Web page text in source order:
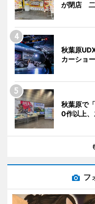
が閉店 二
秋葉原
カーショー
秋葉原で
0作以上、
フ